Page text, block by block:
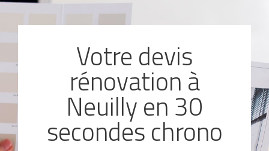
Votre devis
rénovation à
Neuilly en 30
secondes chrono